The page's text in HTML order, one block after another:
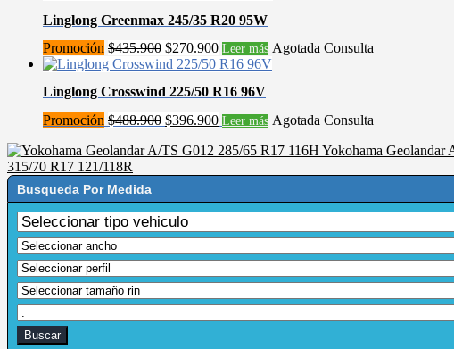
era:
$345.900.
es:
$231.900.
Linglong Greenmax 245/35 R20 95W
Promoción $435.900 El
precio
era:
$435.900.
$270.900El
precio
es:
$270.900.
Leer más Agotada Consulta
Linglong Crosswind 225/50 R16 96V
Promoción $488.900 El
original
$396.900El
actual
Leer más Agotada Consulta
Yokohama Geolandar
315/70 R17 121/118R
Busqueda Por Medida